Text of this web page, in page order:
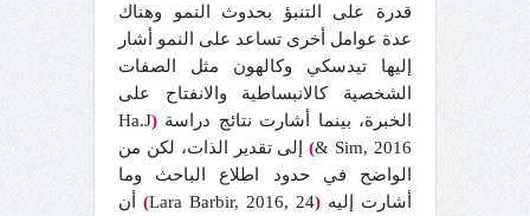
قدرة على التنبؤ بحدوث النمو وهناك
عدة عوامل أخرى تساعد على النمو أشار
إليها تيدسكي وكالهون مثل الصفات
الشخصية كالانبساطية والانفتاح على
الخبرة، بينما أشارت نتائج دراسة (
Ha.J
& Sim, 2016
)إلى تقدير الذات، لكن من
الواضح في حدود اطلاع الباحث وما
أشارت إليه (
Lara Barbir, 2016, 24
) أن